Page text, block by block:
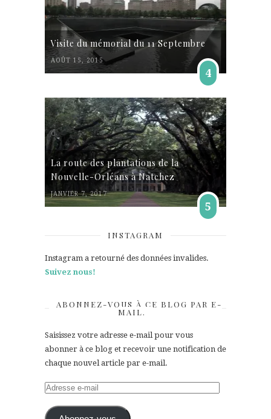
Visite du mémorial du 11 Septembre
AOÛT 15, 2015
4
La route des plantations de la
Nouvelle-Orléans à Natchez
JANVIER 7, 2017
5
INSTAGRAM
Instagram a retourné des données invalides.
Suivez nous!
ABONNEZ-VOUS À CE BLOG PAR E-
MAIL.
Saisissez votre adresse e-mail pour vous
abonner à ce blog et recevoir une notification de
chaque nouvel article par e-mail.
Adresse
mail